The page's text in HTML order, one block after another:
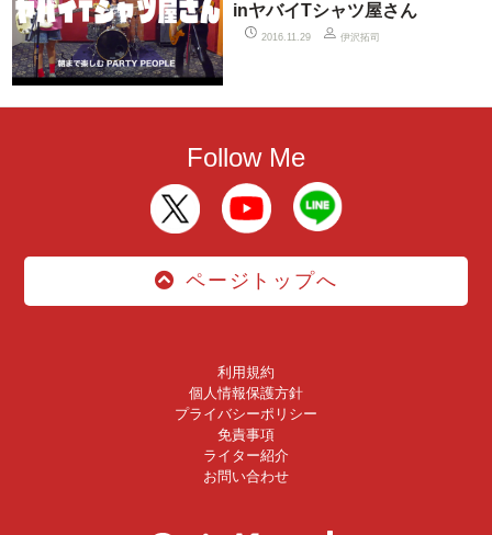
inヤバイTシャツ屋さん
2016.11.29 伊沢拓司
Follow Me
ページトップへ
利用規約
個人情報保護方針
プライバシーポリシー
免責事項
ライター紹介
お問い合わせ